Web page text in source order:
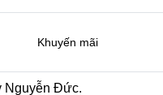
Khuyến mãi
Nguyễn Đức.